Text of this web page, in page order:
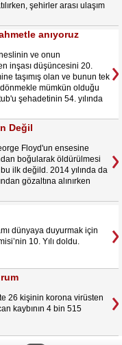
şehirler arası ulaşım
anıyoruz
ve onun
inşası düşüncesini 20.
taşımış olan ve bunun tek
mümkün olduğu
şehadetinin 54. yılında
Değil
Floyd'un ensesine
boğularak öldürülmesi
ilk değild. 2014 yılında da
gözaltına alınırken
dünyaya duyurmak için
10. Yılı doldu.
26 kişinin korona virüsten
kaybının 4 bin 515